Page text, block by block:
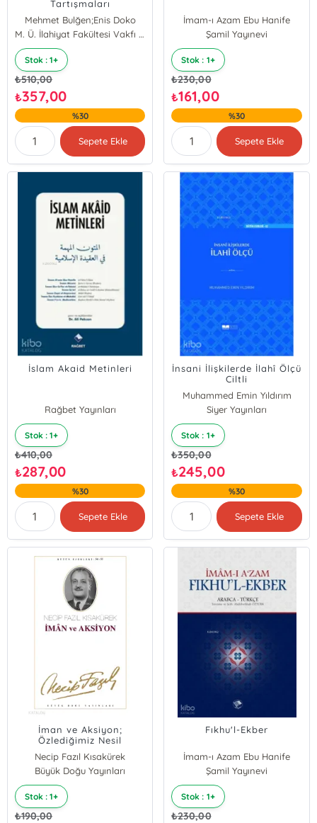
Tartışmaları
Mehmet Bulğen;Enis Doko
M. Ü. İlahiyat Fakültesi Vakfı Yayınları
Stok : 1+
₺510,00
₺357,00
%30
Sepete Ekle
İmam-ı Azam Ebu Hanife
Şamil Yayınevi
Stok : 1+
₺230,00
₺161,00
%30
Sepete Ekle
İslam Akaid Metinleri
Rağbet Yayınları
Stok : 1+
₺410,00
₺287,00
%30
Sepete Ekle
İnsani İlişkilerde İlahî Ölçü
Ciltli
Muhammed Emin Yıldırım
Siyer Yayınları
Stok : 1+
₺350,00
₺245,00
%30
Sepete Ekle
İman ve Aksiyon;
Özlediğimiz Nesil
Necip Fazıl Kısakürek
Büyük Doğu Yayınları
Stok : 1+
₺190,00
Fıkhu'l-Ekber
İmam-ı Azam Ebu Hanife
Şamil Yayınevi
Stok : 1+
₺230,00